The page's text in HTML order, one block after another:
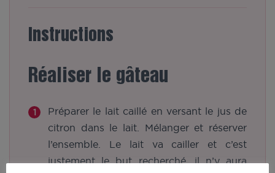
Instructions
Réaliser le gâteau
Préparer le lait caillé en versant le jus de
citron dans le lait. Mélanger et réserver
l’ensemble. Le lait va cailler et c’est
justement le but recherché, il n’y aura